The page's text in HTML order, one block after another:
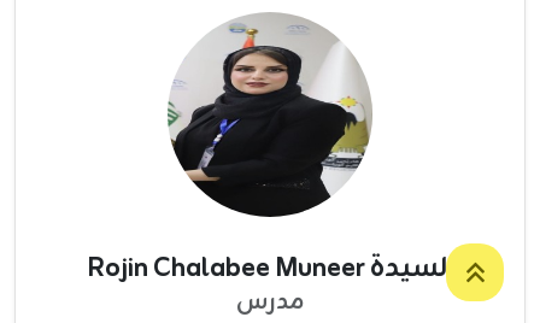
السيدة Rojin Chalabee Muneer
مدرس